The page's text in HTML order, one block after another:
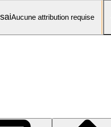
Aucune attribution requise